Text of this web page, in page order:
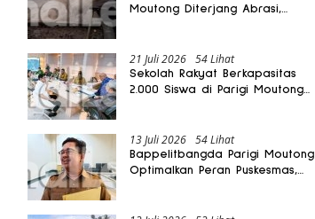
Moutong Diterjang Abrasi,
21 Juli 2026 54 Lihat
Sekolah Rakyat Berkapasitas
2.000 Siswa di Parigi Moutong
13 Juli 2026 54 Lihat
Bappelitbangda Parigi Moutong
Optimalkan Peran Puskesmas,